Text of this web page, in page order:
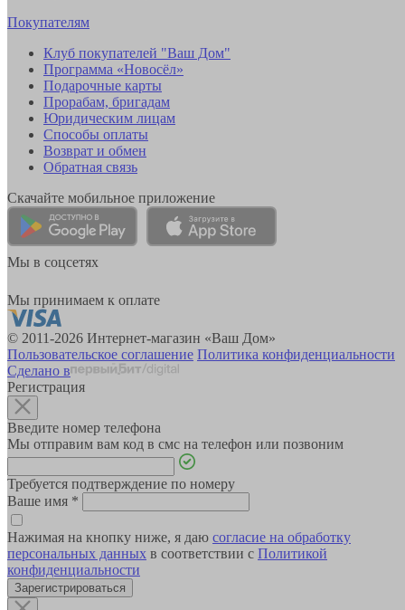
Покупателям
Клуб покупателей "Ваш Дом"
Программа «Новосёл»
Подарочные карты
Прорабам, бригадам
Юридическим лицам
Способы оплаты
Возврат и обмен
Обратная связь
Скачайте мобильное приложение
Мы в соцсетях
Мы принимаем к оплате
© 2011-2026 Интернет-магазин «Ваш Дом»
Пользовательское соглашение Политика конфиденциальности
Сделано в
Регистрация
Введите номер телефона
Мы отправим вам код в смс на телефон или позвоним
Требуется подтверждение по номеру
Ваше имя *
Нажимая на кнопку ниже, я даю согласие на обработку
персональных данных в соответствии с Политикой
конфиденциальности
Зарегистрироваться